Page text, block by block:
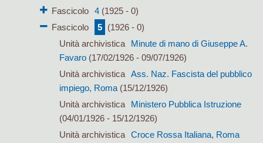
Fascicolo
4(1925 - 0)
Fascicolo
5
(1926 - 0)
Unità archivistica
Minute di mano di Giuseppe A.
Favaro(17/02/1926 - 09/07/1926)
Unità archivistica Ass. Naz. Fascista del pubblico
impiego, Roma(15/12/1926)
Unità archivistica
Ministero Pubblica Istruzione
(04/01/1926 - 15/12/1926)
Unità archivistica Croce Rossa Italiana, Roma